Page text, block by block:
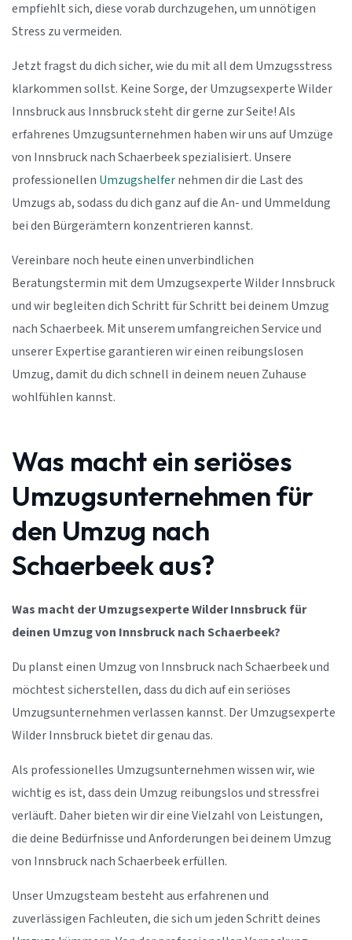
empfiehlt sich, diese vorab durchzugehen, um unnötigen
Stress zu vermeiden.
Jetzt fragst du dich sicher, wie du mit all dem Umzugsstress
klarkommen sollst. Keine Sorge, der Umzugsexperte Wilder
Innsbruck aus Innsbruck steht dir gerne zur Seite! Als
erfahrenes Umzugsunternehmen haben wir uns auf Umzüge
von Innsbruck nach Schaerbeek spezialisiert. Unsere
professionellen Umzugshelfernehmen dir die Last des
Umzugs ab, sodass du dich ganz auf die An- und Ummeldung
bei den Bürgerämtern konzentrieren kannst.
Vereinbare noch heute einen unverbindlichen
Beratungstermin mit dem Umzugsexperte Wilder Innsbruck
und wir begleiten dich Schritt für Schritt bei deinem Umzug
nach Schaerbeek. Mit unserem umfangreichen Service und
unserer Expertise garantieren wir einen reibungslosen
Umzug, damit du dich schnell in deinem neuen Zuhause
wohlfühlen kannst.
Was macht ein seriöses
Umzugsunternehmen für
den Umzug nach
Schaerbeek aus?
Was macht der Umzugsexperte Wilder Innsbruck für
deinen Umzug von Innsbruck nach Schaerbeek?
Du planst einen Umzug von Innsbruck nach Schaerbeek und
möchtest sicherstellen, dass du dich auf ein seriöses
Umzugsunternehmen verlassen kannst. Der Umzugsexperte
Wilder Innsbruck bietet dir genau das.
Als professionelles Umzugsunternehmen wissen wir, wie
wichtig es ist, dass dein Umzug reibungslos und stressfrei
verläuft. Daher bieten wir dir eine Vielzahl von Leistungen,
die deine Bedürfnisse und Anforderungen bei deinem Umzug
von Innsbruck nach Schaerbeek erfüllen.
Unser Umzugsteam besteht aus erfahrenen und
zuverlässigen Fachleuten, die sich um jeden Schritt deines